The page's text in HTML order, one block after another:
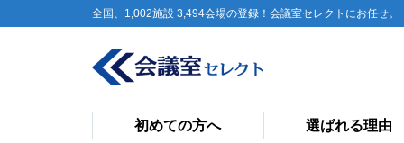
全国、1,002施設 3,494会場の登録！会議室セレクトにお任せ。
初めての方へ 選ばれる理由